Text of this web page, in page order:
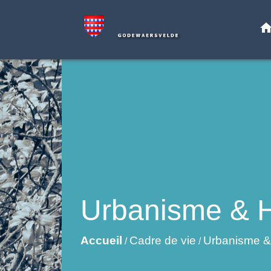
Urbanisme &
Accueil / Cadre de vie / Urbanisme